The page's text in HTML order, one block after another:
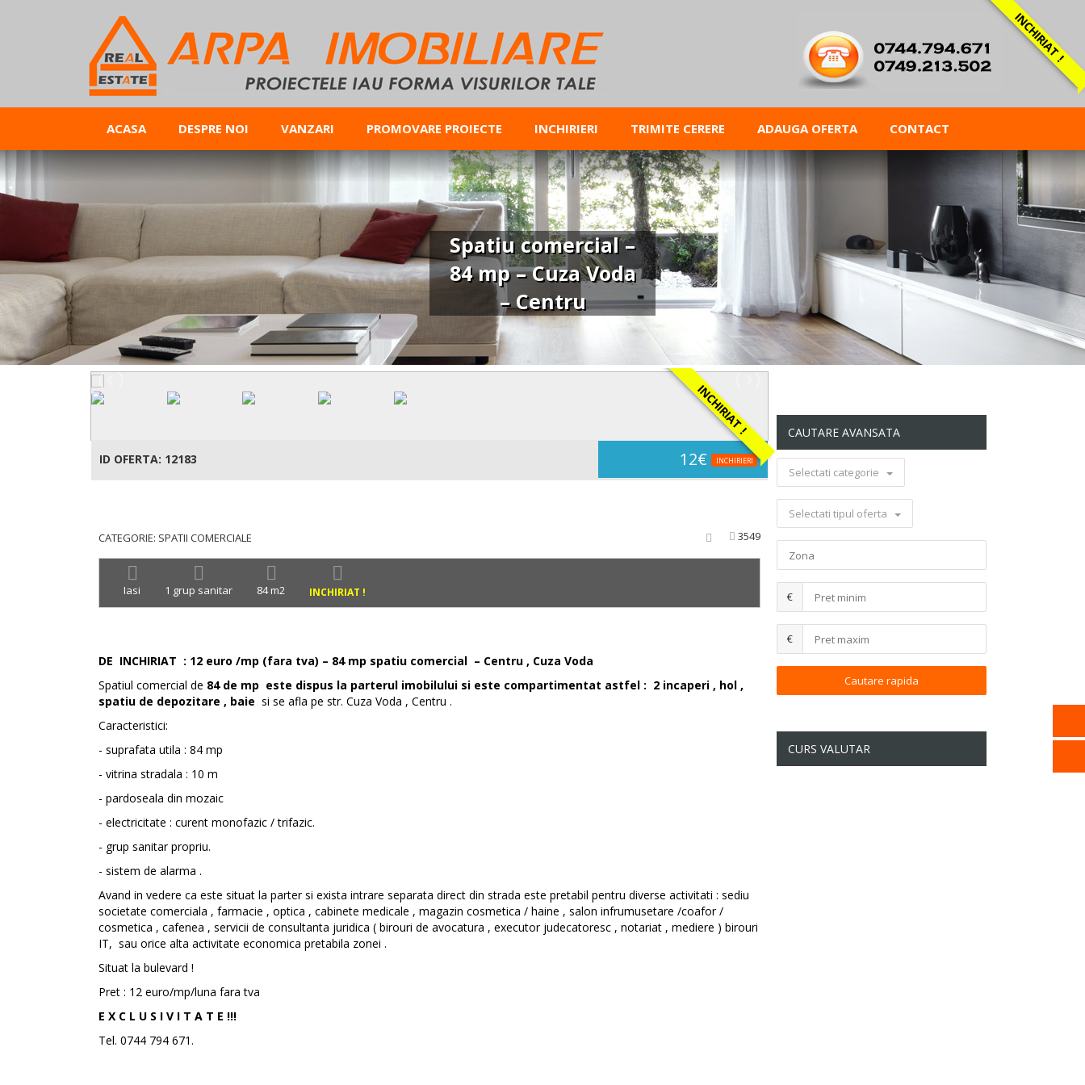
ACASA DESPRE NOI VANZARI PROMOVARE PROIECTE INCHIRIERI TRIMITE CERERE ADAUGA OFERTA CONTACT
Spatiu comercial –
84 mp – Cuza Voda
– Centru
INCHIRIAT !
INCHIRIAT !
ID OFERTA: 12183 12€ INCHIRIERI
CATEGORIE: SPATII COMERCIALE 3549
Iasi 1 grup sanitar 84 m2 INCHIRIAT !
DE INCHIRIAT : 12 euro /mp (fara tva) – 84 mp spatiu comercial – Centru , Cuza Voda
Spatiul comercial de 84 de mp este dispus la parterul imobilului si este compartimentat astfel : 2 incaperi , hol ,
spatiu de depozitare , baie si se afla pe str. Cuza Voda , Centru .
Caracteristici:
- suprafata utila : 84 mp
- vitrina stradala : 10 m
- pardoseala din mozaic
- electricitate : curent monofazic / trifazic.
- grup sanitar propriu.
- sistem de alarma .
Avand in vedere ca este situat la parter si exista intrare separata direct din strada este pretabil pentru diverse activitati : sediu
societate comerciala , farmacie , optica , cabinete medicale , magazin cosmetica / haine , salon infrumusetare /coafor /
cosmetica , cafenea , servicii de consultanta juridica ( birouri de avocatura , executor judecatoresc , notariat , mediere ) birouri
IT, sau orice alta activitate economica pretabila zonei .
Situat la bulevard !
Pret : 12 euro/mp/luna fara tva
E X C L U S I V I T A T E !!!
Tel. 0744 794 671.
CAUTARE AVANSATA
Selectati categorie
Selectati tipul oferta
€
€
CURS VALUTAR